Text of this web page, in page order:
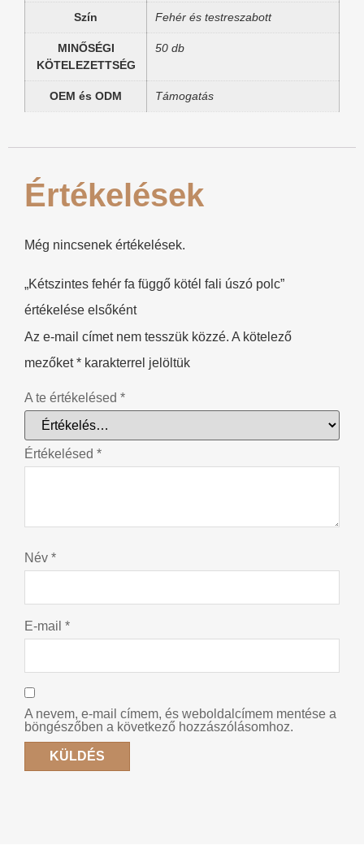
Szín Fehér és testreszabott
MINŐSÉGI
KÖTELEZETTSÉG
50 db
OEM és ODM Támogatás
Értékelések
Még nincsenek értékelések.
„Kétszintes fehér fa függő kötél fali úszó polc”
értékelése elsőként
Az e-mail címet nem tesszük közzé. A kötelező
mezőket* karakterrel jelöltük
A te értékelésed *
Értékelésed *
Név *
E-mail *
A nevem, e-mail címem, és weboldalcímem mentése a
böngészőben a következő hozzászólásomhoz.